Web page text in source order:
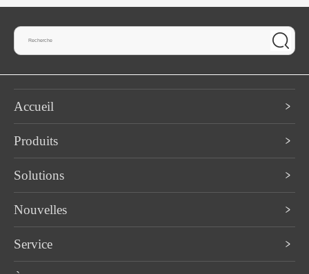
Accueil
Produits
Solutions
Nouvelles
Service